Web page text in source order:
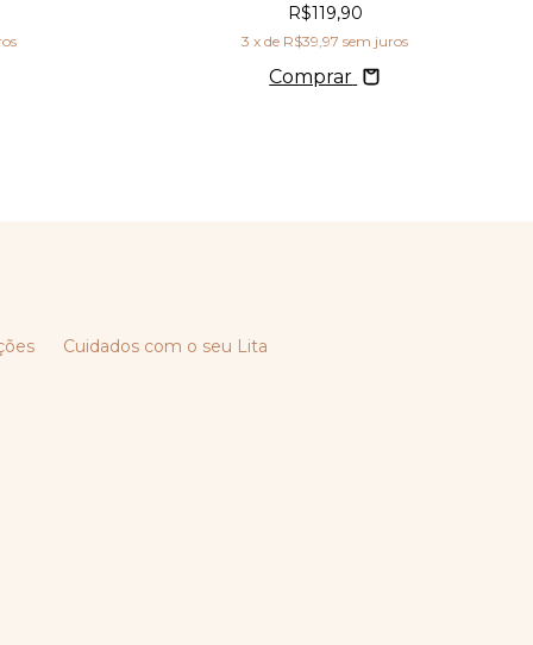
R$119,90
3 x de R$39,97 sem juros
Comprar
Cuidados com o seu Lita